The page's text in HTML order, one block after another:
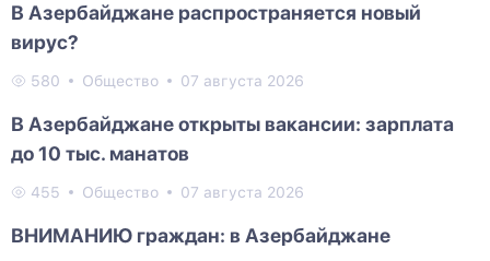
В Азербайджане распространяется новый
вирус?
580 Общество 07 августа 2026
В Азербайджане открыты вакансии: зарплата
до 10 тыс. манатов
455 Общество 07 августа 2026
ВНИМАНИЮ граждан: в Азербайджане